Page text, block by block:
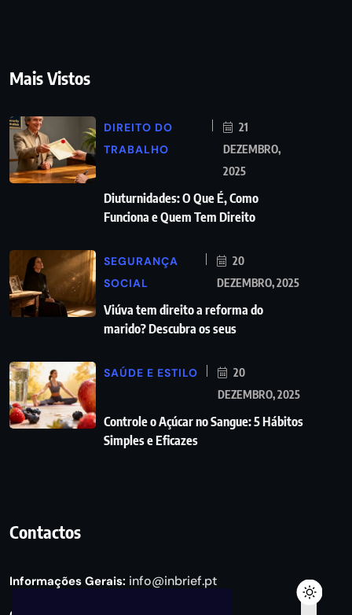
Mais Vistos
DIREITO DO
TRABALHO
21
DEZEMBRO,
2025
Diuturnidades: O Que É, Como
Funciona e Quem Tem Direito
SEGURANÇA
SOCIAL
20
DEZEMBRO, 2025
Viúva tem direito a reforma do
marido? Descubra os seus
SAÚDE E ESTILO
20
DEZEMBRO, 2025
Controle o Açúcar no Sangue: 5 Hábitos
Simples e Eficazes
Contactos
Informações Gerais: info@inbrief.pt